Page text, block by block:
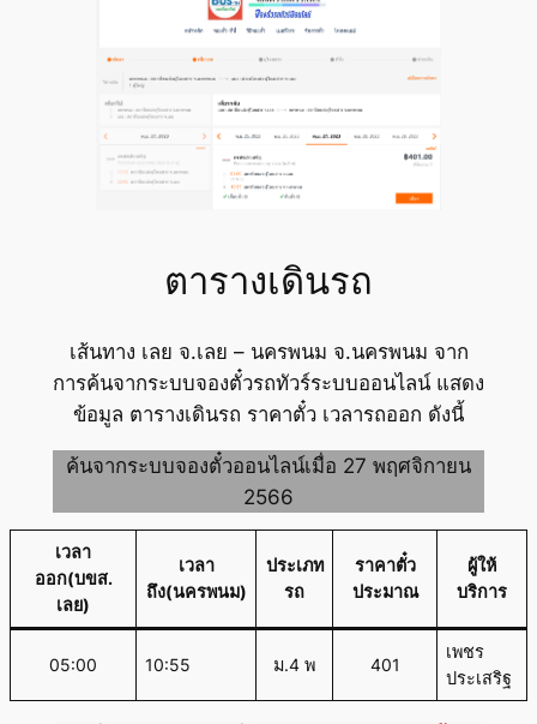
ตารางเดินรถ
เส้นทาง เลย จ.เลย – นครพนม จ.นครพนม จาก
การค้นจากระบบจองตั๋วรถทัวร์ระบบออนไลน์ แสดง
ข้อมูล ตารางเดินรถ ราคาตั๋ว เวลารถออก ดังนี้
ค้นจากระบบจองตั๋วออนไลน์เมื่อ 27 พฤศจิกายน
2566
เวลา
ออก(บขส.
เลย)
เวลา
ถึง(นครพนม)
ประเภท
รถ
ราคาตั๋ว
ประมาณ
ผู้ให้
บริการ
05:00 10:55 ม.4 พ 401
เพชร
ประเสริฐ